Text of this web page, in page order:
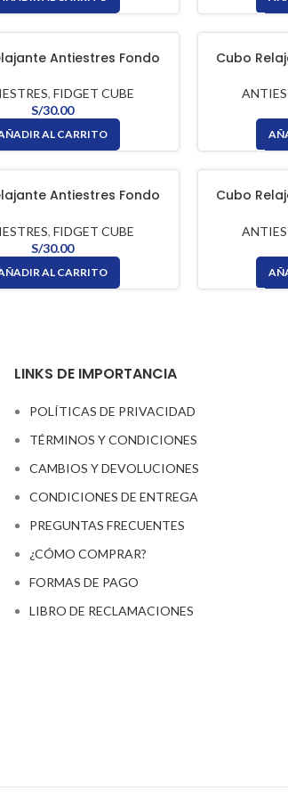
Antiestres Fondo
CUBE
, FIDGET CUBE
S/30.00
AL CARRITO
Cubo
Antiestres Fondo
CUBE
, FIDGET CUBE
S/30.00
AL CARRITO
Cubo
LINKS DE IMPORTANCIA
POLÍTICAS DE PRIVACIDAD
TÉRMINOS Y CONDICIONES
CAMBIOS Y DEVOLUCIONES
CONDICIONES DE ENTREGA
PREGUNTAS FRECUENTES
¿CÓMO COMPRAR?
FORMAS DE PAGO
LIBRO DE RECLAMACIONES